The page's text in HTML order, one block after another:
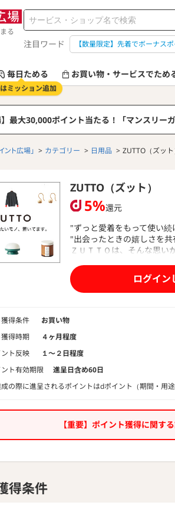
る
注目ワード 【数量限定】先着でボーナスポ
毎日ためる
ミッション追加
お買い物・サービスでため
】最大30,000ポイント当たる！「マンスリー
ント広場」 カテゴリー 日用品 ZUTTO（ズット
ZUTTO（ズット）
5%還元
"ずっと愛着をもって使い
"出会ったときの嬉しさを
ＺＵＴＴＯは、そんな思い
ログイン
得条件
お買い物
得時期
４ヶ月程度
ト反映
１〜２日程度
ト有効期限
進呈日含め60日
の際に進呈されるポイントはdポイント（期間・用途
【重要】ポイント獲得に関す
得条件